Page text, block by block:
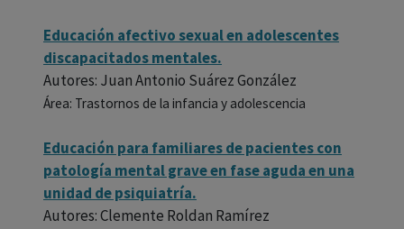
Educación afectivo sexual en adolescentes
discapacitados mentales.
Autores: Juan Antonio Suárez González
Área: Trastornos de la infancia y adolescencia
Educación para familiares de pacientes con
patología mental grave en fase aguda en una
unidad de psiquiatría.
Autores: Clemente Roldan Ramírez